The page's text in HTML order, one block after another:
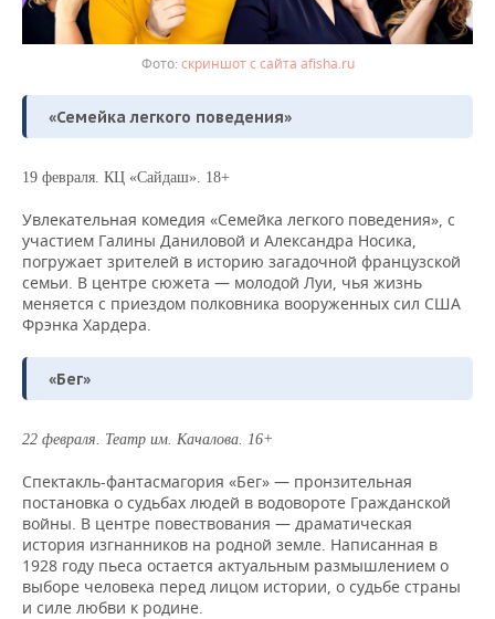
скриншот с сайта afisha.ru
«Семейка легкого поведения»
19 февраля. КЦ «Сайдаш». 18+
Увлекательная комедия «Семейка легкого поведения», с
участием Галины Даниловой и Александра Носика,
погружает зрителей в историю загадочной французской
семьи. В центре сюжета — молодой Луи, чья жизнь
меняется с приездом полковника вооруженных сил США
Фрэнка Хардера.
«Бег»
22 февраля. Театр им. Качалова. 16+
Спектакль-фантасмагория «Бег» — пронзительная
постановка о судьбах людей в водовороте Гражданской
войны. В центре повествования — драматическая
история изгнанников на родной земле. Написанная в
1928 году пьеса остается актуальным размышлением о
выборе человека перед лицом истории, о судьбе страны
и силе любви к родине.